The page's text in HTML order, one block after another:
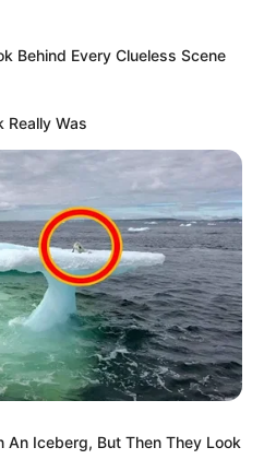
Behind Every Clueless Scene
Really Was
An Iceberg, But Then They Look